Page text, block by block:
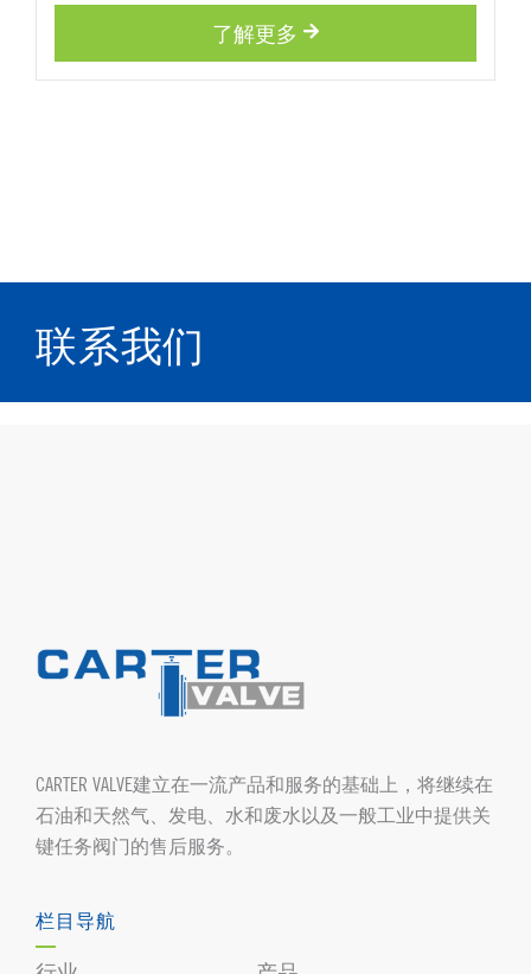
了解更多
联系我们
CARTER VALVE建立在一流产品和服务的基础上，将继续在
石油和天然气、发电、水和废水以及一般工业中提供关
键任务阀门的售后服务。
栏目导航